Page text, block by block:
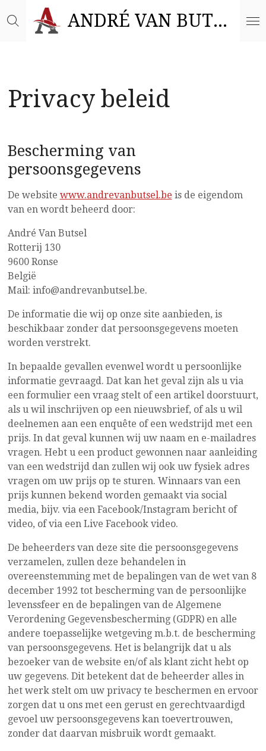
direct
ANDRÉ VAN BUTSEL
Privacy beleid
Bescherming van
persoonsgegevens
De website www.andrevanbutsel.be is de eigendom
van en wordt beheerd door:
André Van Butsel
Rotterij 130
9600 Ronse
België
Mail: info@andrevanbutsel.be.
De informatie die wij op onze site aanbieden, is
beschikbaar zonder dat persoonsgegevens moeten
worden verstrekt.
In bepaalde gevallen evenwel wordt u persoonlijke
informatie gevraagd. Dat kan het geval zijn als u via
een formulier een vraag stelt of een artikel doorstuurt,
als u wil inschrijven op een nieuwsbrief, of als u wil
deelnemen aan een enquête of een wedstrijd met een
prijs. In dat geval kunnen wij uw naam en e-mailadres
vragen. Hebt u een product gewonnen naar aanleiding
van een wedstrijd dan zullen wij ook uw fysiek adres
vragen om uw prijs op te sturen. Winnaars van een
prijs kunnen bekend worden gemaakt via social
media, bijv. via een Facebook/Instagram bericht of
video, of via een Live Facebook video.
De beheerders van deze site die persoonsgegevens
verzamelen, zullen deze behandelen in
overeenstemming met de bepalingen van de wet van 8
december 1992 tot bescherming van de persoonlijke
levenssfeer en de bepalingen van de Algemene
Verordening Gegevensbescherming (GDPR) en alle
andere toepasselijke wetgeving m.b.t. de bescherming
van persoonsgegevens. Het is belangrijk dat u als
bezoeker van de website en/of als klant zicht hebt op
uw gegevens. Dit betekent dat de beheerder alles in
het werk stelt om uw privacy te beschermen en ervoor
zorgen dat u ons met een gerust en gerechtvaardigd
gevoel uw persoonsgegevens kan toevertrouwen,
zonder dat daarvan misbruik wordt gemaakt.